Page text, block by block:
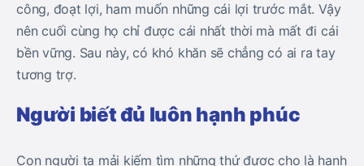
công, đoạt lợi, ham muốn những cái lợi trước mắt. Vậy
nên cuối cùng họ chỉ được cái nhất thời mà mất đi cái
bền vững. Sau này, có khó khăn sẽ chẳng có ai ra tay
tương trợ.
Người biết đủ luôn hạnh phúc
Con người ta mải kiếm tìm những thứ được cho là hạnh